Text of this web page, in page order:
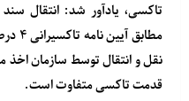
تاکسی، یادآور شد: انتقال
نقل و انتقال توسط سازمان اخذ
قدمت تاکسی متفاوت است.